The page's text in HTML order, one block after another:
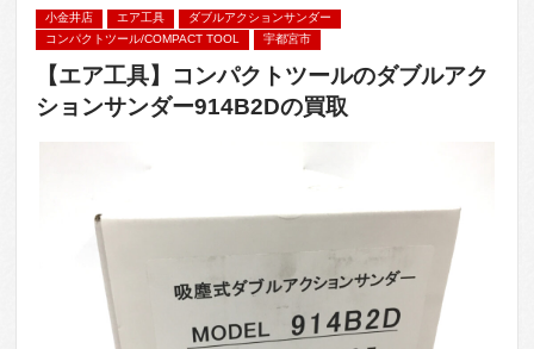
小金井店
エア工具
ダブルアクションサンダー
コンパクトツール/COMPACT TOOL
宇都宮市
【エア工具】コンパクトツールのダブルアク
ションサンダー914B2Dの買取